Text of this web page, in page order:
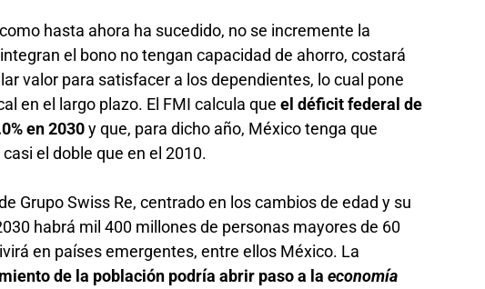
hasta ahora ha sucedido, no se incremente la
el bono no tengan capacidad de ahorro, costará
valor para satisfacer a los dependientes, lo cual pone
en el largo plazo. El FMI calcula queel déficit federal de
en 2030y que, para dicho año, México tenga que
el doble que en el 2010.
Grupo Swiss Re, centrado en los cambios de edad y su
habrá mil 400 millones de personas mayores de 60
en países emergentes, entre ellos México. La
de la población podría abrir paso a laeconomía